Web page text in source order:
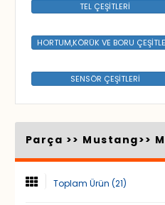
TEL ÇEŞİTLERİ
HORTUM,KÖRÜK VE BORU
SENSÖR ÇEŞİTLERİ
Parça >> Mustang>>
Toplam Ürün (21)